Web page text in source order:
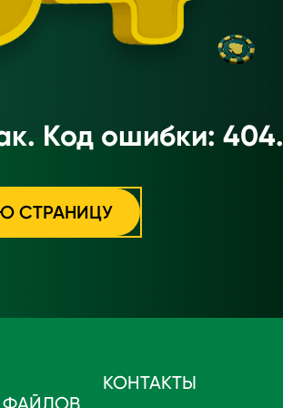
Код ошибки: 404.
СТРАНИЦУ
ФАЙЛОВ
КОНТАКТЫ